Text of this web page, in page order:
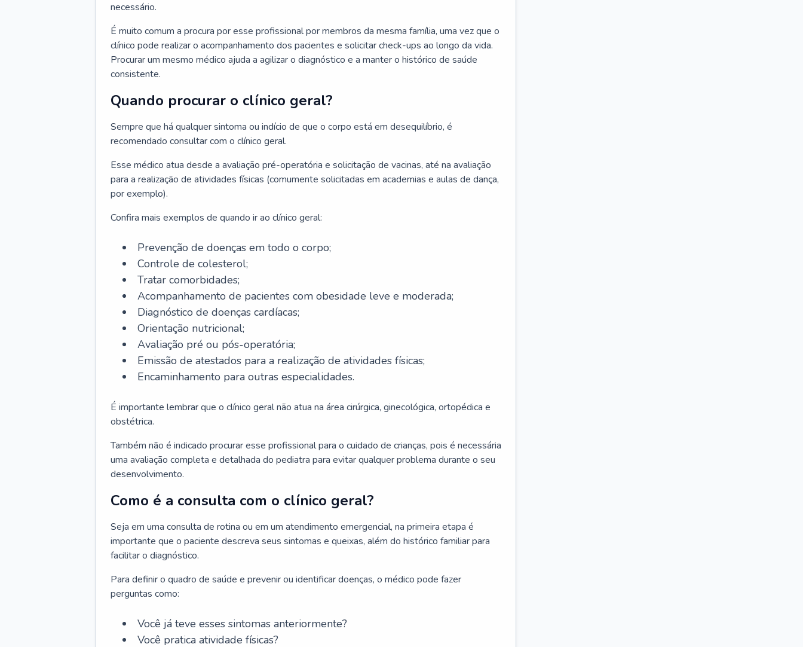
necessário.
É muito comum a procura por esse profissional por membros da mesma família, uma vez que o
clínico pode realizar o acompanhamento dos pacientes e solicitar check-ups ao longo da vida.
Procurar um mesmo médico ajuda a agilizar o diagnóstico e a manter o histórico de saúde
consistente.
Quando procurar o clínico geral?
Sempre que há qualquer sintoma ou indício de que o corpo está em desequilíbrio, é
recomendado consultar com o clínico geral.
Esse médico atua desde a avaliação pré-operatória e solicitação de vacinas, até na avaliação
para a realização de atividades físicas (comumente solicitadas em academias e aulas de dança,
por exemplo).
Confira mais exemplos de quando ir ao clínico geral:
Prevenção de doenças em todo o corpo;
Controle de colesterol;
Tratar comorbidades;
Acompanhamento de pacientes com obesidade leve e moderada;
Diagnóstico de doenças cardíacas;
Orientação nutricional;
Avaliação pré ou pós-operatória;
Emissão de atestados para a realização de atividades físicas;
Encaminhamento para outras especialidades.
É importante lembrar que o clínico geral não atua na área cirúrgica, ginecológica, ortopédica e
obstétrica.
Também não é indicado procurar esse profissional para o cuidado de crianças, pois é necessária
uma avaliação completa e detalhada do pediatra para evitar qualquer problema durante o seu
desenvolvimento.
Como é a consulta com o clínico geral?
Seja em uma consulta de rotina ou em um atendimento emergencial, na primeira etapa é
importante que o paciente descreva seus sintomas e queixas, além do histórico familiar para
facilitar o diagnóstico.
Para definir o quadro de saúde e prevenir ou identificar doenças, o médico pode fazer
perguntas como:
Você já teve esses sintomas anteriormente?
Você pratica atividade físicas?